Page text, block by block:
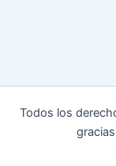
Todos los